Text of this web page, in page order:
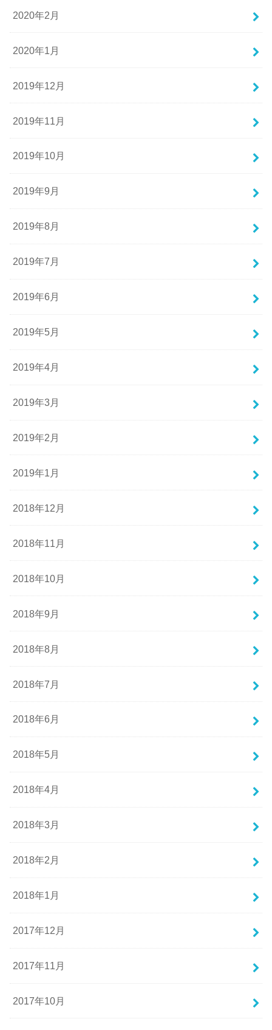
2020年2月
2020年1月
2019年12月
2019年11月
2019年10月
2019年9月
2019年8月
2019年7月
2019年6月
2019年5月
2019年4月
2019年3月
2019年2月
2019年1月
2018年12月
2018年11月
2018年10月
2018年9月
2018年8月
2018年7月
2018年6月
2018年5月
2018年4月
2018年3月
2018年2月
2018年1月
2017年12月
2017年11月
2017年10月